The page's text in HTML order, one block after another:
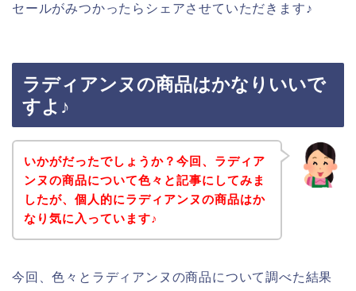
セールがみつかったらシェアさせていただきます♪
ラディアンヌの商品はかなりいいで
すよ♪
いかがだったでしょうか？今回、ラディア
ンヌの商品について色々と記事にしてみま
したが、個人的にラディアンヌの商品はか
なり気に入っています♪
今回、色々とラディアンヌの商品について調べた結果